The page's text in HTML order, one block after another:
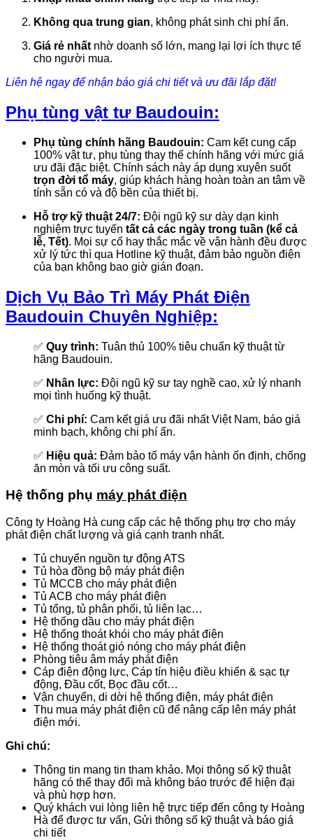
Không qua trung gian, không phát sinh chi phí ẩn.
Giá rẻ nhất nhờ doanh số lớn, mang lại lợi ích thực tế
cho người mua.
Liên hệ ngay để nhận báo giá chi tiết và ưu đãi lắp đặt!
Phụ tùng vật tư Baudouin:
Phụ tùng chính hãng Baudouin: Cam kết cung cấp
100% vật tư, phụ tùng thay thế chính hãng với mức giá
ưu đãi đặc biệt. Chính sách này áp dụng xuyên suốt
trọn đời tổ máy, giúp khách hàng hoàn toàn an tâm về
tính sẵn có và độ bền của thiết bị.
Hỗ trợ kỹ thuật 24/7: Đội ngũ kỹ sư dày dạn kinh
nghiệm trực tuyến tất cả các ngày trong tuần (kể cả
lễ, Tết). Mọi sự cố hay thắc mắc về vận hành đều được
xử lý tức thì qua Hotline kỹ thuật, đảm bảo nguồn điện
của bạn không bao giờ gián đoạn.
Dịch Vụ Bảo Trì Máy Phát Điện
Baudouin Chuyên Nghiệp:
✅ Quy trình: Tuân thủ 100% tiêu chuẩn kỹ thuật từ
hãng Baudouin.
✅ Nhân lực: Đội ngũ kỹ sư tay nghề cao, xử lý nhanh
mọi tình huống kỹ thuật.
✅ Chi phí: Cam kết giá ưu đãi nhất Việt Nam, báo giá
minh bạch, không chi phí ẩn.
✅ Hiệu quả: Đảm bảo tổ máy vận hành ổn định, chống
ăn mòn và tối ưu công suất.
Hệ thống phụ máy phát điện
Công ty Hoàng Hà cung cấp các hệ thống phụ trợ cho máy
phát điện chất lượng và giá cạnh tranh nhất.
Tủ chuyển nguồn tự động ATS
Tủ hòa đồng bộ máy phát điện
Tủ MCCB cho máy phát điện
Tủ ACB cho máy phát điện
Tủ tổng, tủ phân phối, tủ liên lạc…
Hệ thống dầu cho máy phát điện
Hệ thống thoát khói cho máy phát điện
Hệ thống thoát gió nóng cho máy phát điện
Phòng tiêu âm máy phát điện
Cáp điện động lực, Cáp tín hiệu điều khiển & sạc tự
động, Đầu cốt, Bọc đầu cốt…
Vận chuyển, di dời hệ thống điện, máy phát điện
Thu mua máy phát điện cũ để nâng cấp lên máy phát
điện mới.
Ghi chú:
Thông tin mang tin tham khảo. Mọi thông số kỹ thuật
hãng có thể thay đổi mà không báo trước để hiện đại
và phù hợp hơn.
Quý khách vui lòng liên hệ trực tiếp đến công ty Hoàng
Hà để được tư vấn, Gửi thông số kỹ thuật và báo giá
chi tiết